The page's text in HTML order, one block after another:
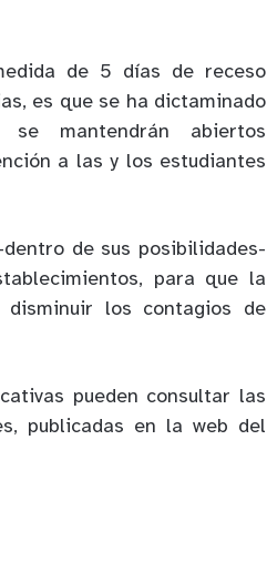
de 5 días de receso
es que se ha dictaminado
se mantendrán abiertos
a las y los estudiantes
de sus posibilidades-
para que la
los contagios de
pueden consultar las
publicadas en la web del